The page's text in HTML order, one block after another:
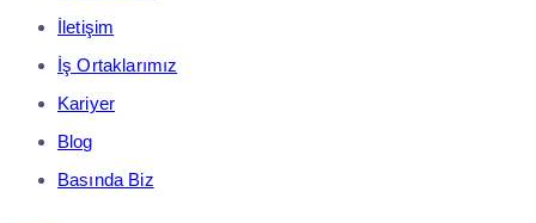
İletişim
İş Ortaklarımız
Kariyer
Blog
Basında Biz